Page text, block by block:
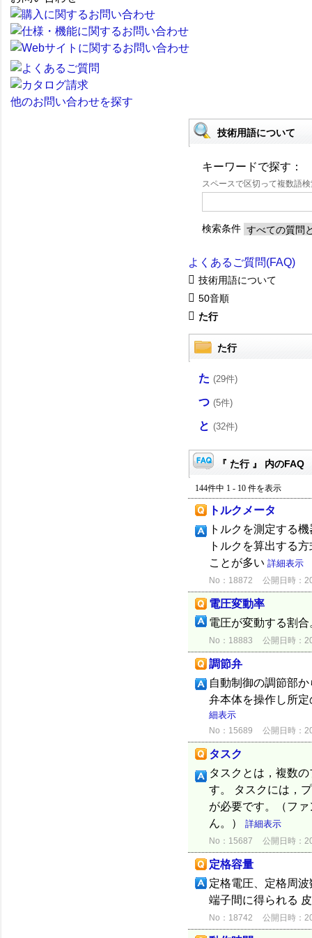
他のお問い合わせを探す
技術用語について
キーワードで探す：
スペースで区切って複数語
検索条件
よくあるご質問(FAQ)
技術用語について
50音順
た行
た行
た (29件)
つ (5件)
と (32件)
『 た行 』 内のFAQ
144件中 1 - 10 件を表示
トルクメータ
トルクを測定する
トルクを算出する
ことが多い 詳細表示
No：18872 公開日時：
電圧変動率
電圧が変動する割
No：18883 公開日時：
調節弁
自動制御の調節部
弁本体を操作し所
細表示
No：15689 公開日時：
タスク
タスクとは，複数
す。 タスクには，
が必要です。（フ
ん。） 詳細表示
No：15687 公開日時：
定格容量
定格電圧、定格周
端子間に得られる
No：18742 公開日時：